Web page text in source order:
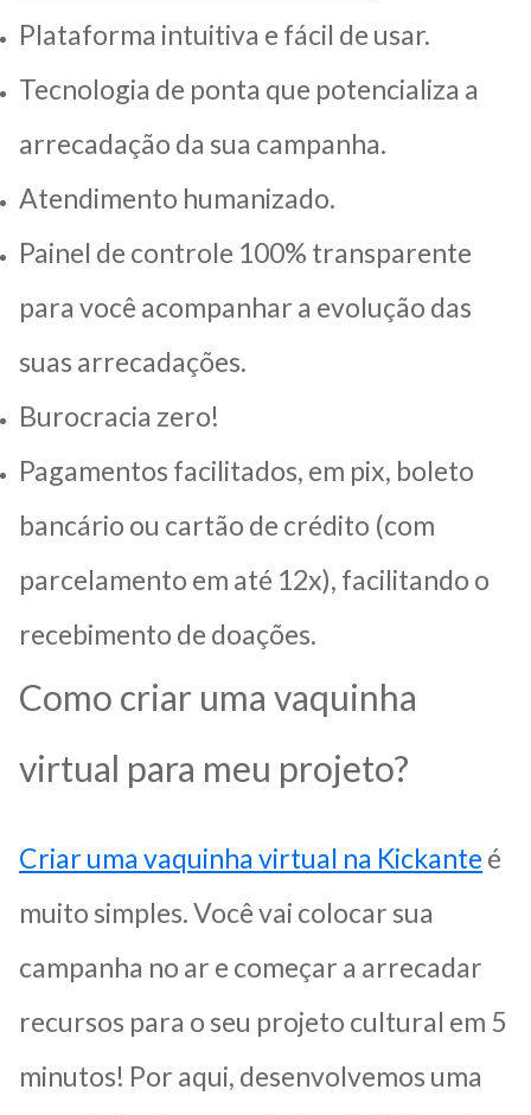
Plataforma intuitiva e fácil de usar.
Tecnologia de ponta que potencializa a
arrecadação da sua campanha.
Atendimento humanizado.
Painel de controle 100% transparente
para você acompanhar a evolução das
suas arrecadações.
Burocracia zero!
Pagamentos facilitados, em pix, boleto
bancário ou cartão de crédito (com
parcelamento em até 12x), facilitando o
recebimento de doações.
Como criar uma vaquinha
virtual para meu projeto?
Criar uma vaquinha virtual na Kickante é
muito simples. Você vai colocar sua
campanha no ar e começar a arrecadar
recursos para o seu projeto cultural em 5
minutos! Por aqui, desenvolvemos uma